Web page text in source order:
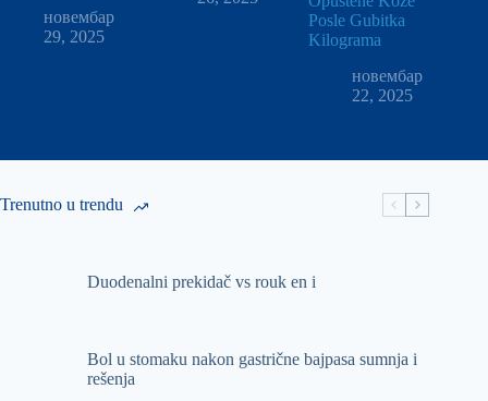
новембар
29, 2025
Posle Gubitka
Kilograma
новембар
22, 2025
Trenutno u trendu
Duodenalni prekidač vs rouk en i
Bol u stomaku nakon gastrične bajpasa sumnja i
rešenja